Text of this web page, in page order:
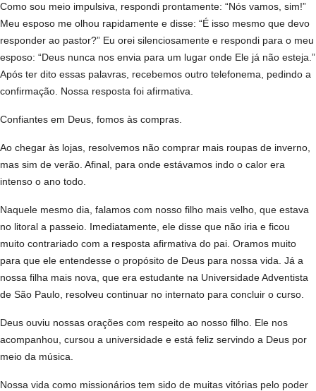
Como sou meio impulsiva, respondi prontamente: “Nós vamos, sim!”
Meu esposo me olhou rapidamente e disse: “É isso mesmo que devo
responder ao pastor?” Eu orei silenciosamente e respondi para o meu
esposo: “Deus nunca nos envia para um lugar onde Ele já não esteja.”
Após ter dito essas palavras, recebemos outro telefonema, pedindo a
confirmação. Nossa resposta foi afirmativa.
Confiantes em Deus, fomos às compras.
Ao chegar às lojas, resolvemos não comprar mais roupas de inverno,
mas sim de verão. Afinal, para onde estávamos indo o calor era
intenso o ano todo.
Naquele mesmo dia, falamos com nosso filho mais velho, que estava
no litoral a passeio. Imediatamente, ele disse que não iria e ficou
muito contrariado com a resposta afirmativa do pai. Oramos muito
para que ele entendesse o propósito de Deus para nossa vida. Já a
nossa filha mais nova, que era estudante na Universidade Adventista
de São Paulo, resolveu continuar no internato para concluir o curso.
Deus ouviu nossas orações com respeito ao nosso filho. Ele nos
acompanhou, cursou a universidade e está feliz servindo a Deus por
meio da música.
Nossa vida como missionários tem sido de muitas vitórias pelo poder